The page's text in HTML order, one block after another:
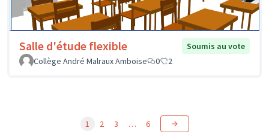
Salle d'étude flexible
Soumis au vote
Collège André Malraux Amboise
0 2
1 2 3 … 6